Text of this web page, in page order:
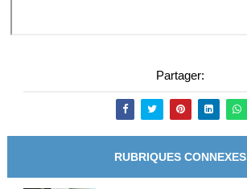
Partager:
RUBRIQUES CONNEXES